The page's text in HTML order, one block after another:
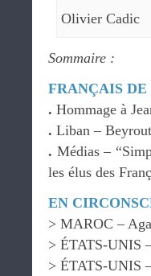
Olivier Cadic
Sommaire :
FRANÇAIS DE
. Hommage à
. Liban –
. Médias –
les élus des
EN
> MAROC –
> ÉTATS-UNIS
> ÉTATS-UNIS